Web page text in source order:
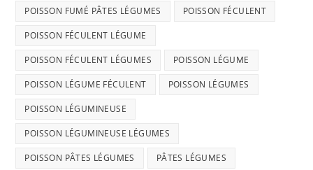
POISSON FUMÉ PÂTES LÉGUMES POISSON FÉCULENT
POISSON FÉCULENT LÉGUME
POISSON FÉCULENT LÉGUMES POISSON LÉGUME
POISSON LÉGUME FÉCULENT POISSON LÉGUMES
POISSON LÉGUMINEUSE
POISSON LÉGUMINEUSE LÉGUMES
POISSON PÂTES LÉGUMES PÂTES LÉGUMES